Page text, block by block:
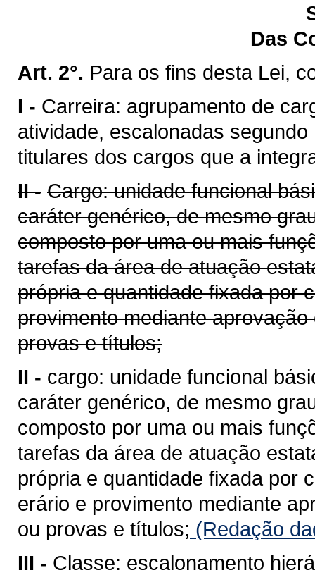
Das
Art. 2°. Para os fins desta Lei,
I - Carreira: agrupamento de
atividade, escalonadas
titulares dos cargos que a
II - Cargo: unidade funcional
caráter genérico, de mesmo
composto por uma ou mais
tarefas da área de atuação
própria e quantidade fixada por
provimento mediante
provas e títulos;
II - cargo: unidade funcional
caráter genérico, de mesmo
composto por uma ou mais
tarefas da área de atuação
própria e quantidade fixada por
erário e provimento mediante
ou provas e títulos; (Redação
III - Classe: escalonamento